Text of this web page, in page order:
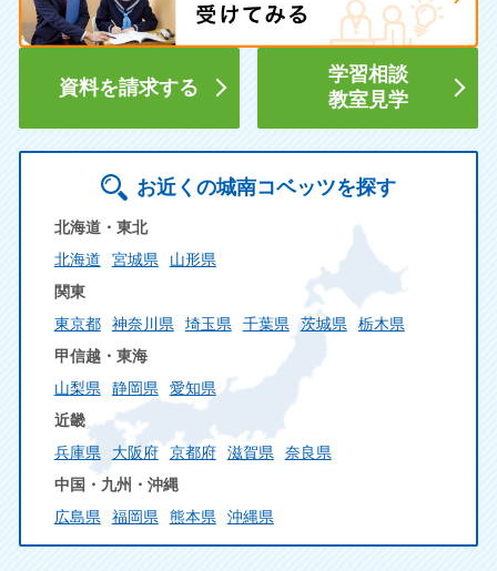
資料を請求する
学習相談
教室見学
お近くの城南コベッツを探す
北海道・東北
北海道
宮城県
山形県
関東
東京都
神奈川県 埼玉県 千葉県 茨城県
栃木県
甲信越・東海
山梨県
静岡県
愛知県
近畿
兵庫県
大阪府 京都府 滋賀県
奈良県
中国・九州・沖縄
広島県
福岡県 熊本県 沖縄県